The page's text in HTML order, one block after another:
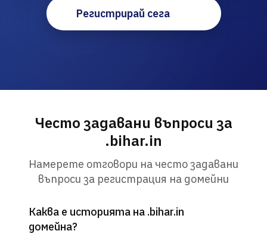
Регистрирай сега
Често задавани въпроси за
.bihar.in
Намерете отговори на често задавани
въпроси за регистрация на домейни
Каква е историята на .bihar.in
домейна?